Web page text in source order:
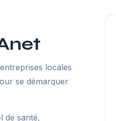
locales
se démarquer
de santé,